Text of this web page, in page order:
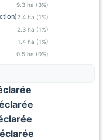
9.3 ha (3%)
2.4 ha (1%)
2.3 ha (1%)
1.4 ha (1%)
0.5 ha (0%)